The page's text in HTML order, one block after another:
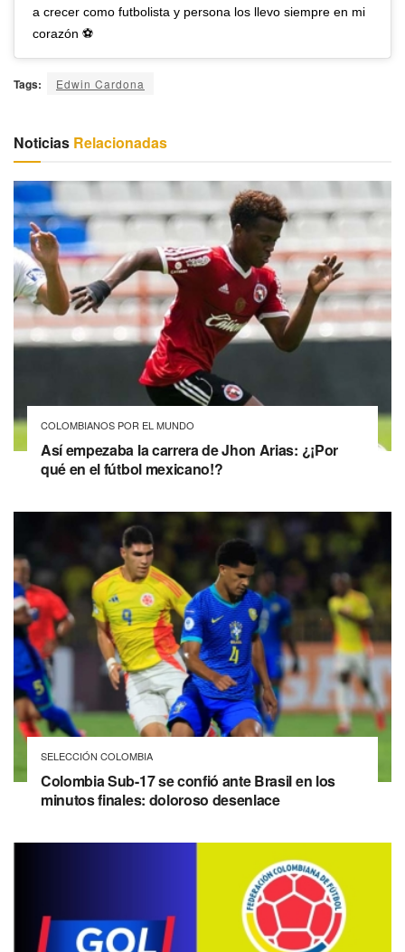
a crecer como futbolista y persona los llevo siempre en mi
corazón ⚽️
Tags: Edwin Cardona
Noticias Relacionadas
COLOMBIANOS POR EL MUNDO
Así empezaba la carrera de Jhon Arias: ¿¡Por
qué en el fútbol mexicano!?
SELECCIÓN COLOMBIA
Colombia Sub-17 se confió ante Brasil en los
minutos finales: doloroso desenlace